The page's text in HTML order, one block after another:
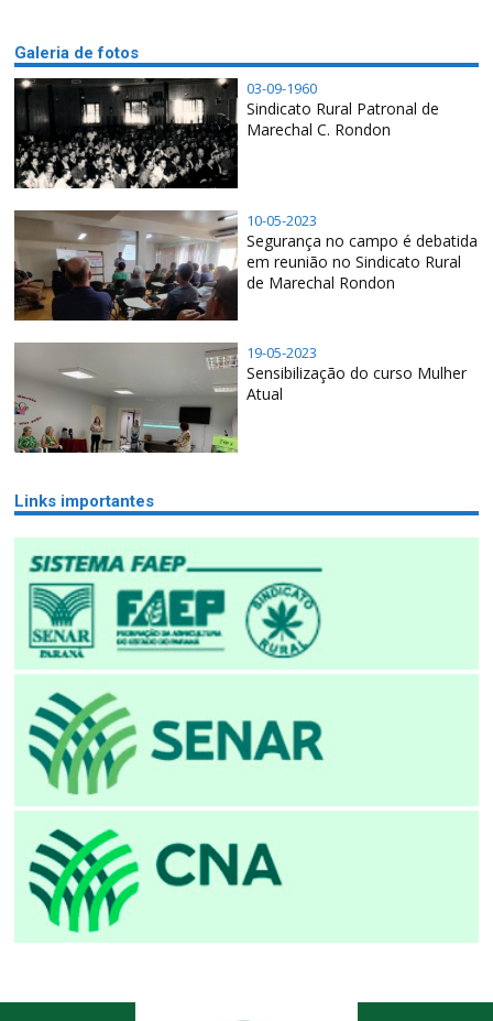
Galeria de fotos
03-09-1960
Sindicato Rural Patronal de
Marechal C. Rondon
10-05-2023
Segurança no campo é debatida
em reunião no Sindicato Rural
de Marechal Rondon
19-05-2023
Sensibilização do curso Mulher
Atual
Links importantes